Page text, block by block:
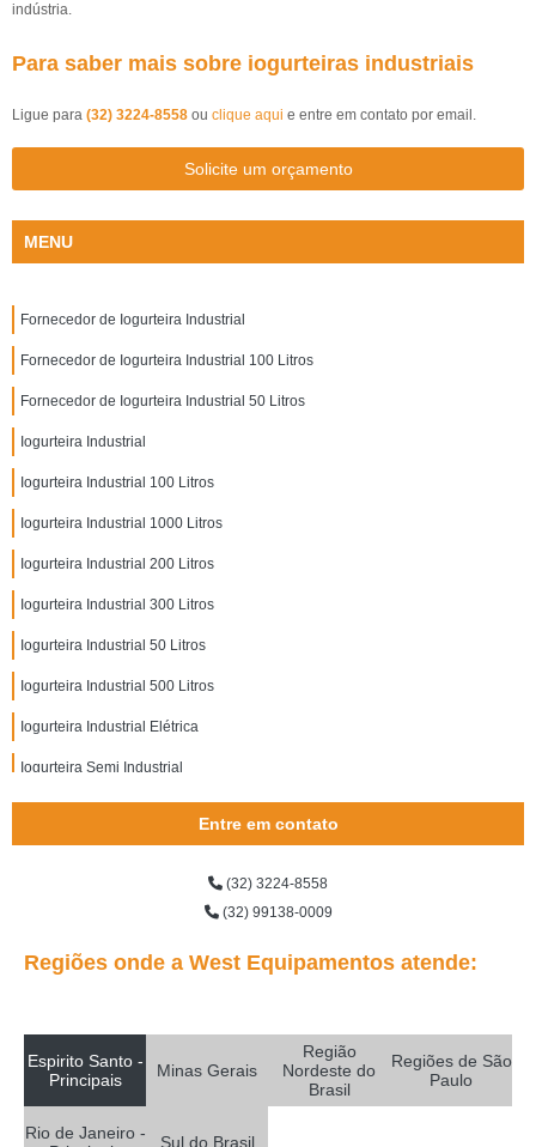
indústria.
Para saber mais sobre iogurteiras industriais
Ligue para (32) 3224-8558 ou clique aqui e entre em contato por email.
Solicite um orçamento
MENU
Fornecedor de Iogurteira Industrial
Fornecedor de Iogurteira Industrial 100 Litros
Fornecedor de Iogurteira Industrial 50 Litros
Iogurteira Industrial
Iogurteira Industrial 100 Litros
Iogurteira Industrial 1000 Litros
Iogurteira Industrial 200 Litros
Iogurteira Industrial 300 Litros
Iogurteira Industrial 50 Litros
Iogurteira Industrial 500 Litros
Iogurteira Industrial Elétrica
Iogurteira Semi Industrial
Entre em contato
(32) 3224-8558
(32) 99138-0009
Regiões onde a West Equipamentos atende:
Espirito Santo -
Principais
Minas Gerais
Região
Nordeste do
Brasil
Regiões de São
Paulo
Rio de Janeiro -
Sul do Brasil